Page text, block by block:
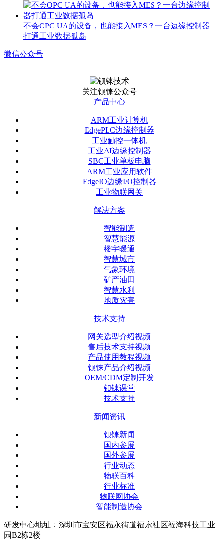
不会OPC UA的设备，也能接入MES？一台边缘控制器
打通工业数据孤岛
微信公众号
关注钡铼公众号
产品中心
ARM工业计算机
EdgePLC边缘控制器
工业触控一体机
工业AI边缘控制器
SBC工业单板电脑
ARM工业应用软件
EdgeIO边缘I/O控制器
工业物联网关
解决方案
智能制造
智慧能源
楼宇暖通
智慧城市
气象环境
矿产油田
智慧水利
地质灾害
技术支持
网关选型介绍视频
售后技术支持视频
产品使用教程视频
钡铼产品介绍视频
OEM/ODM定制开发
钡铼课堂
技术支持
新闻资讯
钡铼新闻
国内参展
国外参展
行业动态
物联百科
行业标准
物联网协会
智能制造协会
研发中心地址：深圳市宝安区福永街道福永社区福海科技工业
园B2栋2楼